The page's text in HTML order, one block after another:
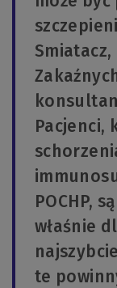
Pacjenci,
POCHP,
właśnie
te